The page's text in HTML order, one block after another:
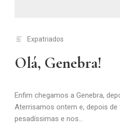
Expatriados
Olá, Genebra!
Enfim chegamos a Genebra,
Aterrisamos ontem e, depois
pesadíssimas e nos...